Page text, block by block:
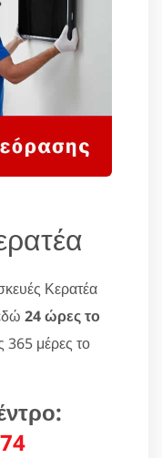
Κερατέα
24 ώρες το
365 μέρες το